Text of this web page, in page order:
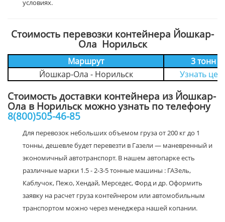
условиях.
Стоимость перевозки контейнера Йошкар-
Ола Норильск
Маршрут
3 тонн
Йошкар-Ола - Норильск
Узнать
Стоимость доставки контейнера из Йошкар-
Ола в Норильск можно узнать по телефону
8(800)505-46-85
Для перевозок небольших объемом груза от 200 кг до 1
тонны, дешевле будет перевезти в Газели — маневренный и
экономичный автотранспорт. В нашем автопарке есть
различные марки 1.5 - 2-3-5 тонные машины : ГАЗель,
Каблучок, Пежо, Хендай, Мерседес, Форд и др. Оформить
заявку на расчет груза контейнером или автомобильным
транспортом можно через менеджера нашей копании.